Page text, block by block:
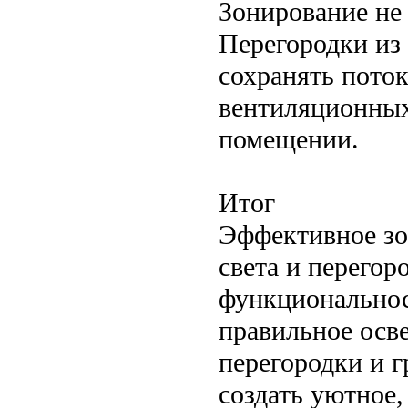
Зонирование
Перегородки
сохранять
помещении.
Итог
Эффективное
света и
правильное
перегородки и
создать